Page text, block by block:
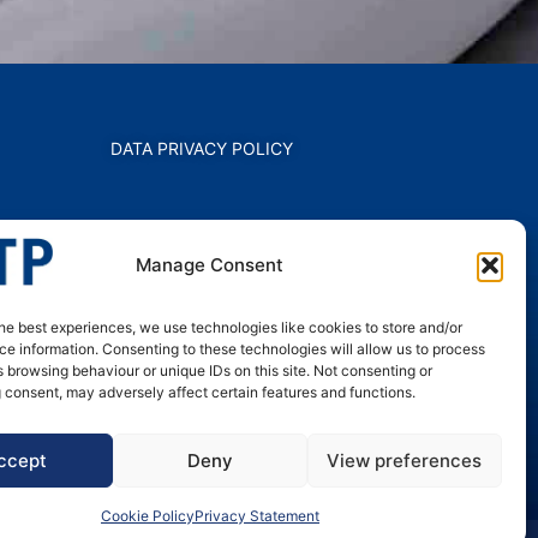
Manage Consent
best experiences, we use technologies like cookies to store and/or
information. Consenting to these technologies will allow us to process
browsing behaviour or unique IDs on this site. Not consenting or
may adversely affect certain features and functions.
Deny View preferences
Cookie PolicyPrivacy Statement
DATA PRIVACY POLICY